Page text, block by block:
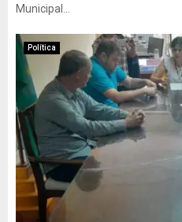
Municipal...
Política